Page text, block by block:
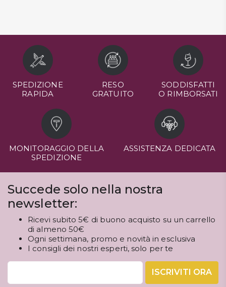
SPEDIZIONE
RAPIDA
RESO
GRATUITO
SODDISFATTI
O RIMBORSATI
MONITORAGGIO DELLA
SPEDIZIONE
ASSISTENZA DEDICATA
Succede solo nella nostra
newsletter:
Ricevi subito 5€ di buono acquisto su un carrello
di almeno 50€
Ogni settimana, promo e novità in esclusiva
I consigli dei nostri esperti, solo per te
ISCRIVITI ORA